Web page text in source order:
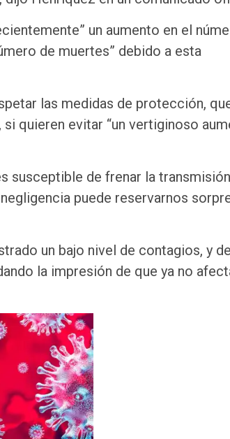
un aumento en el
de muertes” debido a esta
las medidas de protección,
quieren evitar “un vertiginoso
susceptible de frenar la
puede reservarnos
un bajo nivel de contagios, y
la impresión de que ya no